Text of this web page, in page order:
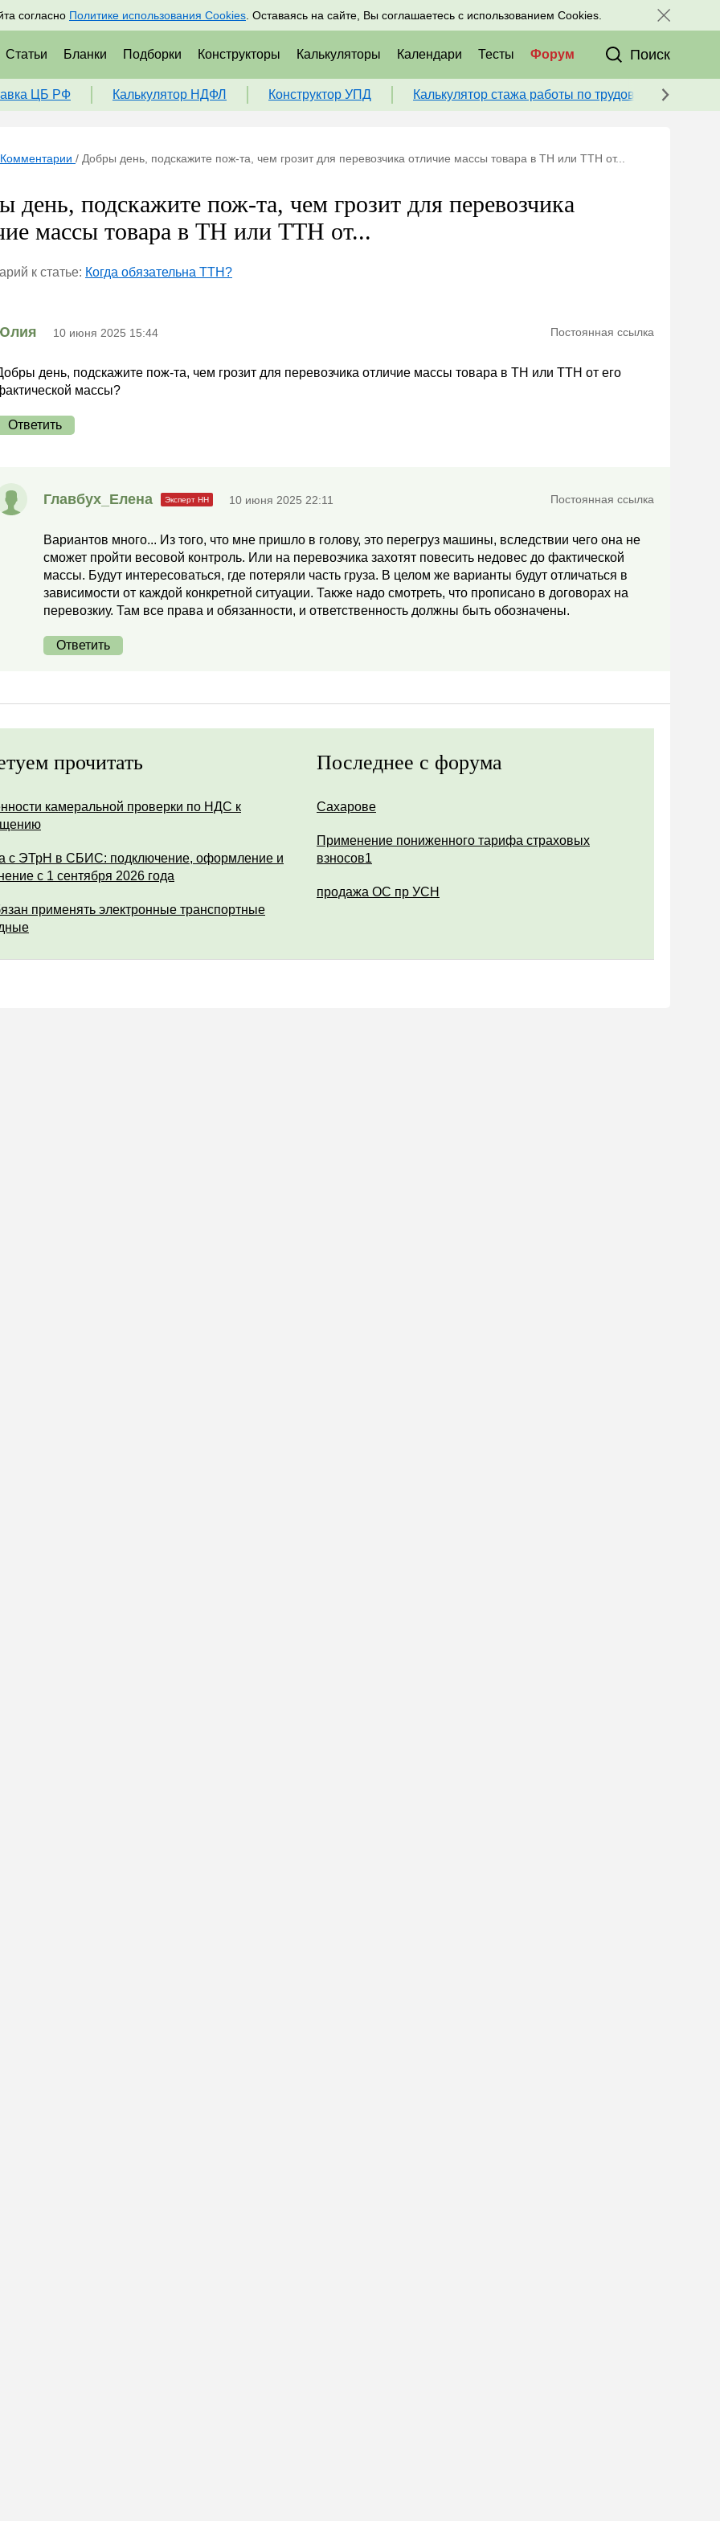
согласно Политике использования Cookies . Оставаясь на сайте, Вы соглашаетесь с использованием Cookies.
Подписаться Присоединяйтесь к нам в соц. сетях:
Статьи Бланки Подборки Конструкторы Калькуляторы Календари Тесты Форум Поиск
ЦБ РФ Калькулятор НДФЛ Конструктор УПД Калькулятор стажа работы по трудовой книжке
Комментарии / Добры день, подскажите пож-та, чем грозит для перевозчика отличие массы товара в ТН или ТТН от...
день, подскажите пож-та, чем грозит для перевозчика
массы товара в ТН или ТТН от...
к статье: Когда обязательна ТТН?
10 июня 2025 15:44 Постоянная ссылка
день, подскажите пож-та, чем грозит для перевозчика отличие массы товара в ТН или ТТН от его
массы?
Ответить
Главбух_Елена 10 июня 2025 22:11 Постоянная ссылка
Вариантов много... Из того, что мне пришло в голову, это перегруз машины, вследствии чего она не
сможет пройти весовой контроль. Или на перевозчика захотят повесить недовес до фактической
массы. Будут интересоваться, где потеряли часть груза. В целом же варианты будут отличаться в
зависимости от каждой конкретной ситуации. Также надо смотреть, что прописано в договорах на
перевозкиу. Там все права и обязанности, и ответственность должны быть обозначены.
Ответить
прочитать
камеральной проверки по НДС к
с ЭТрН в СБИС: подключение, оформление и
с 1 сентября 2026 года
применять электронные транспортные
Последнее с форума
Сахарове
Применение пониженного тарифа страховых
взносов1
продажа ОС пр УСН